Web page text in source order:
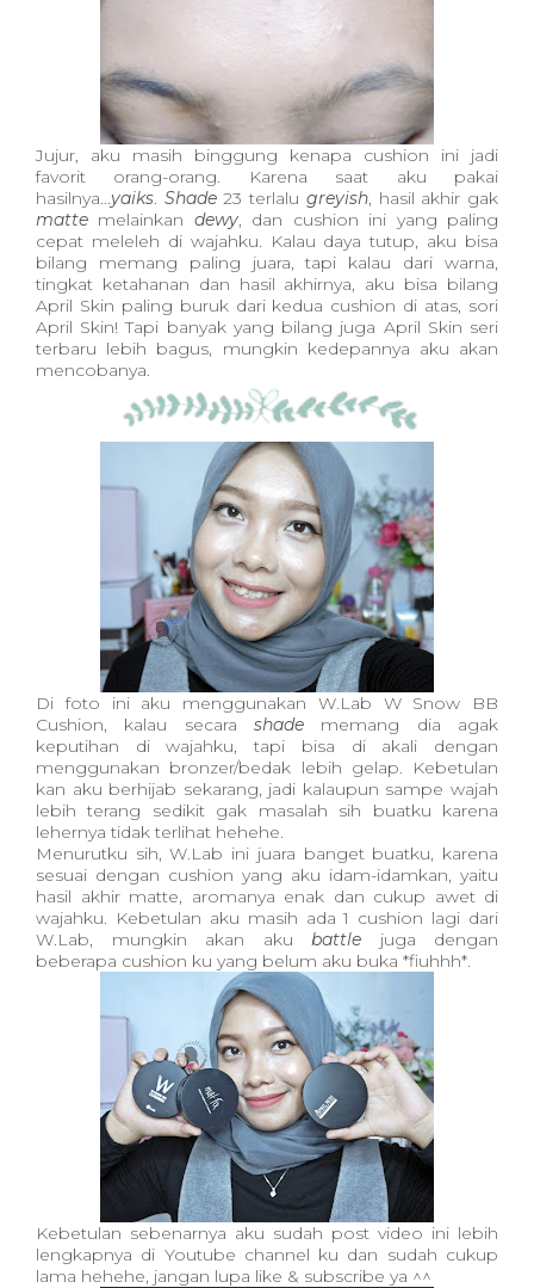
Jujur, aku masih binggung kenapa cushion ini jadi
favorit orang-orang. Karena saat aku pakai
hasilnya...yaiks. Shade23 terlalu greyish, hasil akhir gak
matte melainkan dewy, dan cushion ini yang paling
cepat meleleh di wajahku. Kalau daya tutup, aku bisa
bilang memang paling juara, tapi kalau dari warna,
tingkat ketahanan dan hasil akhirnya, aku bisa bilang
April Skin paling buruk dari kedua cushion di atas, sori
April Skin! Tapi banyak yang bilang juga April Skin seri
terbaru lebih bagus, mungkin kedepannya aku akan
mencobanya.
Di foto ini aku menggunakan W.Lab W Snow BB
Cushion, kalau secara shade memang dia agak
keputihan di wajahku, tapi bisa di akali dengan
menggunakan bronzer/bedak lebih gelap. Kebetulan
kan aku berhijab sekarang, jadi kalaupun sampe wajah
lebih terang sedikit gak masalah sih buatku karena
lehernya tidak terlihat hehehe.
Menurutku sih, W.Lab ini juara banget buatku, karena
sesuai dengan cushion yang aku idam-idamkan, yaitu
hasil akhir matte, aromanya enak dan cukup awet di
wajahku. Kebetulan aku masih ada 1 cushion lagi dari
W.Lab, mungkin akan aku battle juga dengan
beberapa cushion ku yang belum aku buka *fiuhhh*.
Kebetulan sebenarnya aku sudah post video ini lebih
lengkapnya di Youtube channel ku dan sudah cukup
lama hehehe, jangan lupa like & subscribe ya ^^